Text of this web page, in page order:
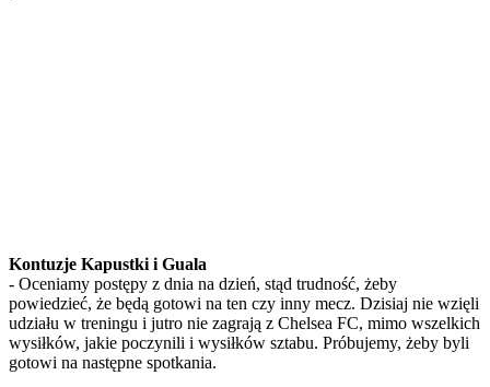
Kontuzje Kapustki i Guala
- Oceniamy postępy z dnia na dzień, stąd trudność, żeby
powiedzieć, że będą gotowi na ten czy inny mecz. Dzisiaj nie wzięli
udziału w treningu i jutro nie zagrają z Chelsea FC, mimo wszelkich
wysiłków, jakie poczynili i wysiłków sztabu. Próbujemy, żeby byli
gotowi na następne spotkania.